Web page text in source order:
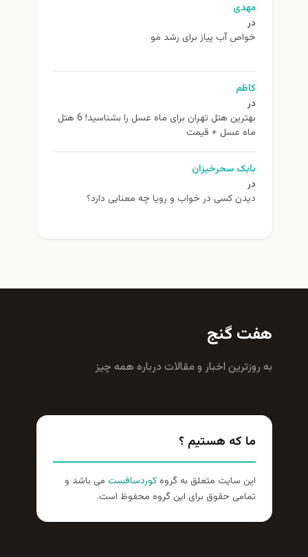
مهدی
در
خواص آب پیاز برای رشد مو
کاظم
در
بهترین هتل تهران برای ماه عسل را بشناسید! 6 هتل
ماه عسل + قیمت
بابک سحرخیزان
در
دیدن کسی در خواب و رویا چه معنایی دارد؟
هفت گنج
به روزترين اخبار و مقالات درباره همه چيز
ما که هستیم ؟
این سایت متعلق به گروهکوردسافست می باشد و
تمامی حقوق برای این گروه محفوظ است.